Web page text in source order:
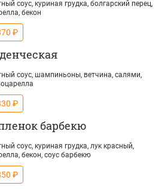
соус, куриная грудка, болгарский перец,
бекон
₽
соус, шампиньоны, ветчина, салями,
₽
барбекю
соус, куриная грудка, лук красный,
бекон, соус барбекю
₽